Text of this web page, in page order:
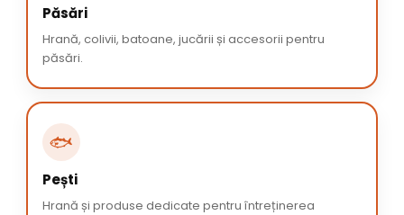
Păsări
Hrană, colivii, batoane, jucării și accesorii pentru
păsări.
🐟
Pești
Hrană și produse dedicate pentru întreținerea